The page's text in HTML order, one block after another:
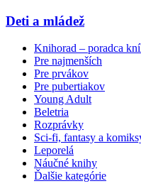
Deti a mládež
Knihorad – poradca
Pre najmenších
Pre prvákov
Pre pubertiakov
Young Adult
Beletria
Rozprávky
Sci-fi, fantasy a
Leporelá
Náučné knihy
Ďalšie kategórie